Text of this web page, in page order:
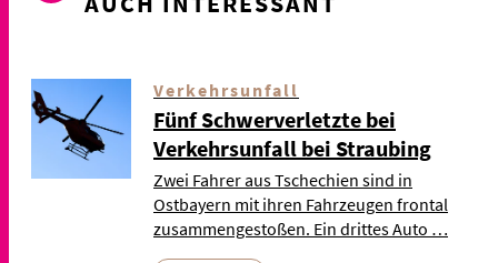
Verkehrsunfall
Fünf Schwerverletzte bei
Verkehrsunfall bei Straubing
Zwei Fahrer aus Tschechien sind in
Ostbayern mit ihren Fahrzeugen frontal
zusammengestoßen. Ein drittes Auto …